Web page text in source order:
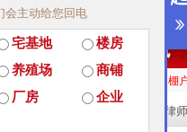
客户见证 | 创为公益
拆迁维权 | 征地维权
补偿 棚
拆迁律师
会主动给您回电
宅基地
楼房
养殖场
商铺
厂房
企业